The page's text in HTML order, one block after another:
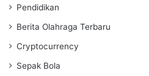
Pendidikan
Berita Olahraga Terbaru
Cryptocurrency
Sepak Bola